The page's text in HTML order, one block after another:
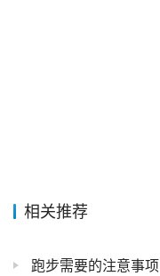
相关推荐
跑步需要的注意事项